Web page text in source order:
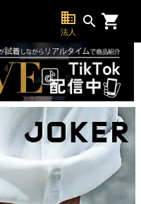
business
法人
search